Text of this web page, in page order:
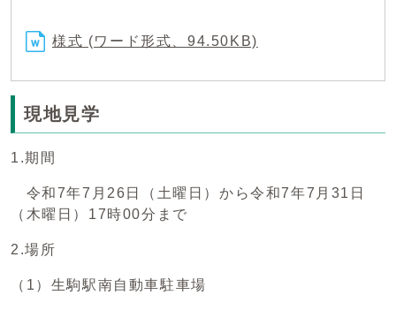
様式 (ワード形式、94.50KB)
現地見学
1.期間
令和7年7月26日（土曜日）から令和7年7月31日
（木曜日）17時00分まで
2.場所
（1）生駒駅南自動車駐車場